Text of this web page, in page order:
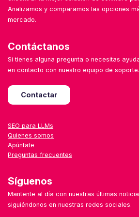
Analizamos y comparamos las opciones
mercado.
Contáctanos
Si tienes alguna pregunta o necesitas
en contacto con nuestro equipo de soporte.
Contactar
SEO para LLMs
Quienes somos
Apúntate
Preguntas frecuentes
Síguenos
Mantente al día con nuestras últimas
siguiéndonos en nuestras redes sociales.